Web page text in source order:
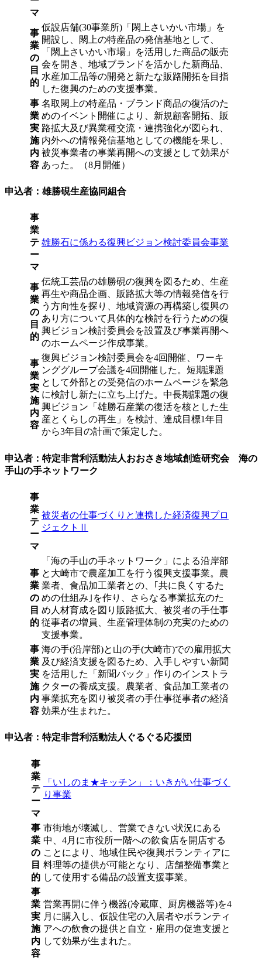
マ
事
業
の
目
的
仮設店舗(30事業所)「閖上さいかい市場」を
開設し、閖上の特産品の発信基地として、
「閖上さいかい市場」を活用した商品の販売
会を開き、地域ブランドを活かした新商品、
水産加工品等の開発と新たな販路開拓を目指
した復興のための支援事業。
事
業
実
施
内
容
名取閖上の特産品・ブランド商品の復活のた
めのイベント開催により、新規顧客開拓、販
路拡大及び異業種交流・連携強化が図られ、
内外への情報発信基地としての機能を果し、
被災事業者の事業再開への支援として効果が
あった。（8月開催）
申込者：雄勝硯生産協同組合
事
業
テ
ー
マ
雄勝石に係わる復興ビジョン検討委員会事業
事
業
の
目
的
伝統工芸品の雄勝硯の復興を図るため、生産
再生や商品企画、販路拡大等の情報発信を行
う方向性を探り、地域資源の再構築し復興の
あり方について具体的な検討を行うための復
興ビジョン検討委員会を設置及び事業再開へ
のホームページ作成事業。
事
業
実
施
内
容
復興ビジョン検討委員会を4回開催、ワーキ
ンググループ会議を4回開催した。短期課題
として外部との受発信のホームページを緊急
に検討し新たに立ち上げた。中長期課題の復
興ビジョン「雄勝石産業の復活を核とした生
産とくらしの再生」を検討、達成目標1年目
から3年目の計画で策定した。
申込者：特定非営利活動法人おおさき地域創造研究会 海の
手山の手ネットワーク
事
業
テ
ー
マ
被災者の仕事づくりと連携した経済復興プロ
ジェクトⅡ
事
業
の
目
的
「海の手山の手ネットワーク」による沿岸部
と大崎市で農産加工を行う復興支援事業。農
業者、食品加工業者との、｢共に良くするた
めの仕組み｣を作り、さらなる事業拡充のた
め人材育成を図り販路拡大、被災者の手仕事
従事者の増員、生産管理体制の充実のための
支援事業。
事
業
実
施
内
容
海の手(沿岸部)と山の手(大崎市)での雇用拡大
及び経済支援を図るため、入手しやすい新聞
を活用した「新聞バック」作りのインストラ
クターの養成支援。農業者、食品加工業者の
事業拡充を図り被災者の手仕事従事者の経済
効果が生まれた。
申込者：特定非営利活動法人ぐるぐる応援団
事
業
テ
ー
マ
「いしのま★キッチン」：いきがい仕事づく
り事業
事
業
の
目
的
市街地が壊滅し、営業できない状況にある
中、4月に市役所一階への飲食店を開店する
ことにより、地域住民や復興ボランティアに
料理等の提供が可能となり、店舗整備事業と
して使用する備品の設置支援事業。
事
業
実
施
内
容
営業再開に伴う機器(冷蔵庫、厨房機器等)を4
月に購入し、仮設住宅の入居者やボランティ
アへの飲食の提供と自立・雇用の促進支援と
して効果が生まれた。